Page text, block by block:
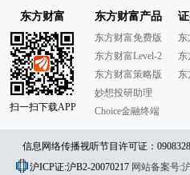
东方财富
扫一扫下载APP
东方财富产品
东方财富免费版
东方财富Level-2
东方财富策略版
妙想投研助理
Choice金融终端
东
东
东
信息网络传播视听节目许可证：
913101046312860336 违法和不良
沪ICP证:沪B2-20070217 网站备案号: